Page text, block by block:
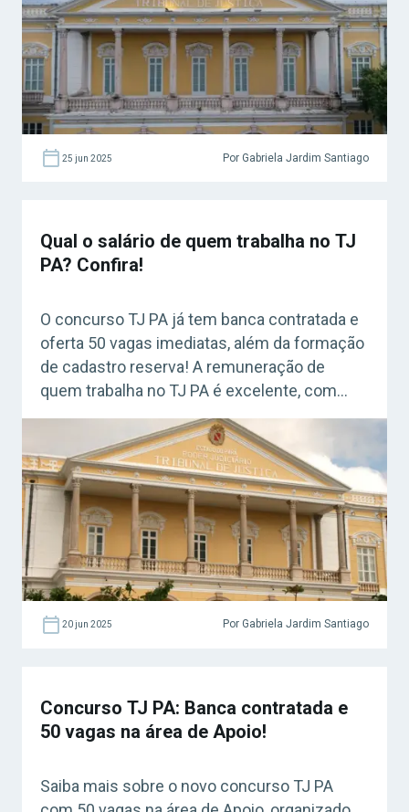
25 jun 2025 Por Gabriela Jardim Santiago
Qual o salário de quem trabalha no TJ
PA? Confira!
O concurso TJ PA já tem banca contratada e
oferta 50 vagas imediatas, além da formação
de cadastro reserva! A remuneração de
quem trabalha no TJ PA é excelente, com
salários que podem chegar em até R$ 17 mil!
20 jun 2025 Por Gabriela Jardim Santiago
Concurso TJ PA: Banca contratada e
50 vagas na área de Apoio!
Saiba mais sobre o novo concurso TJ PA